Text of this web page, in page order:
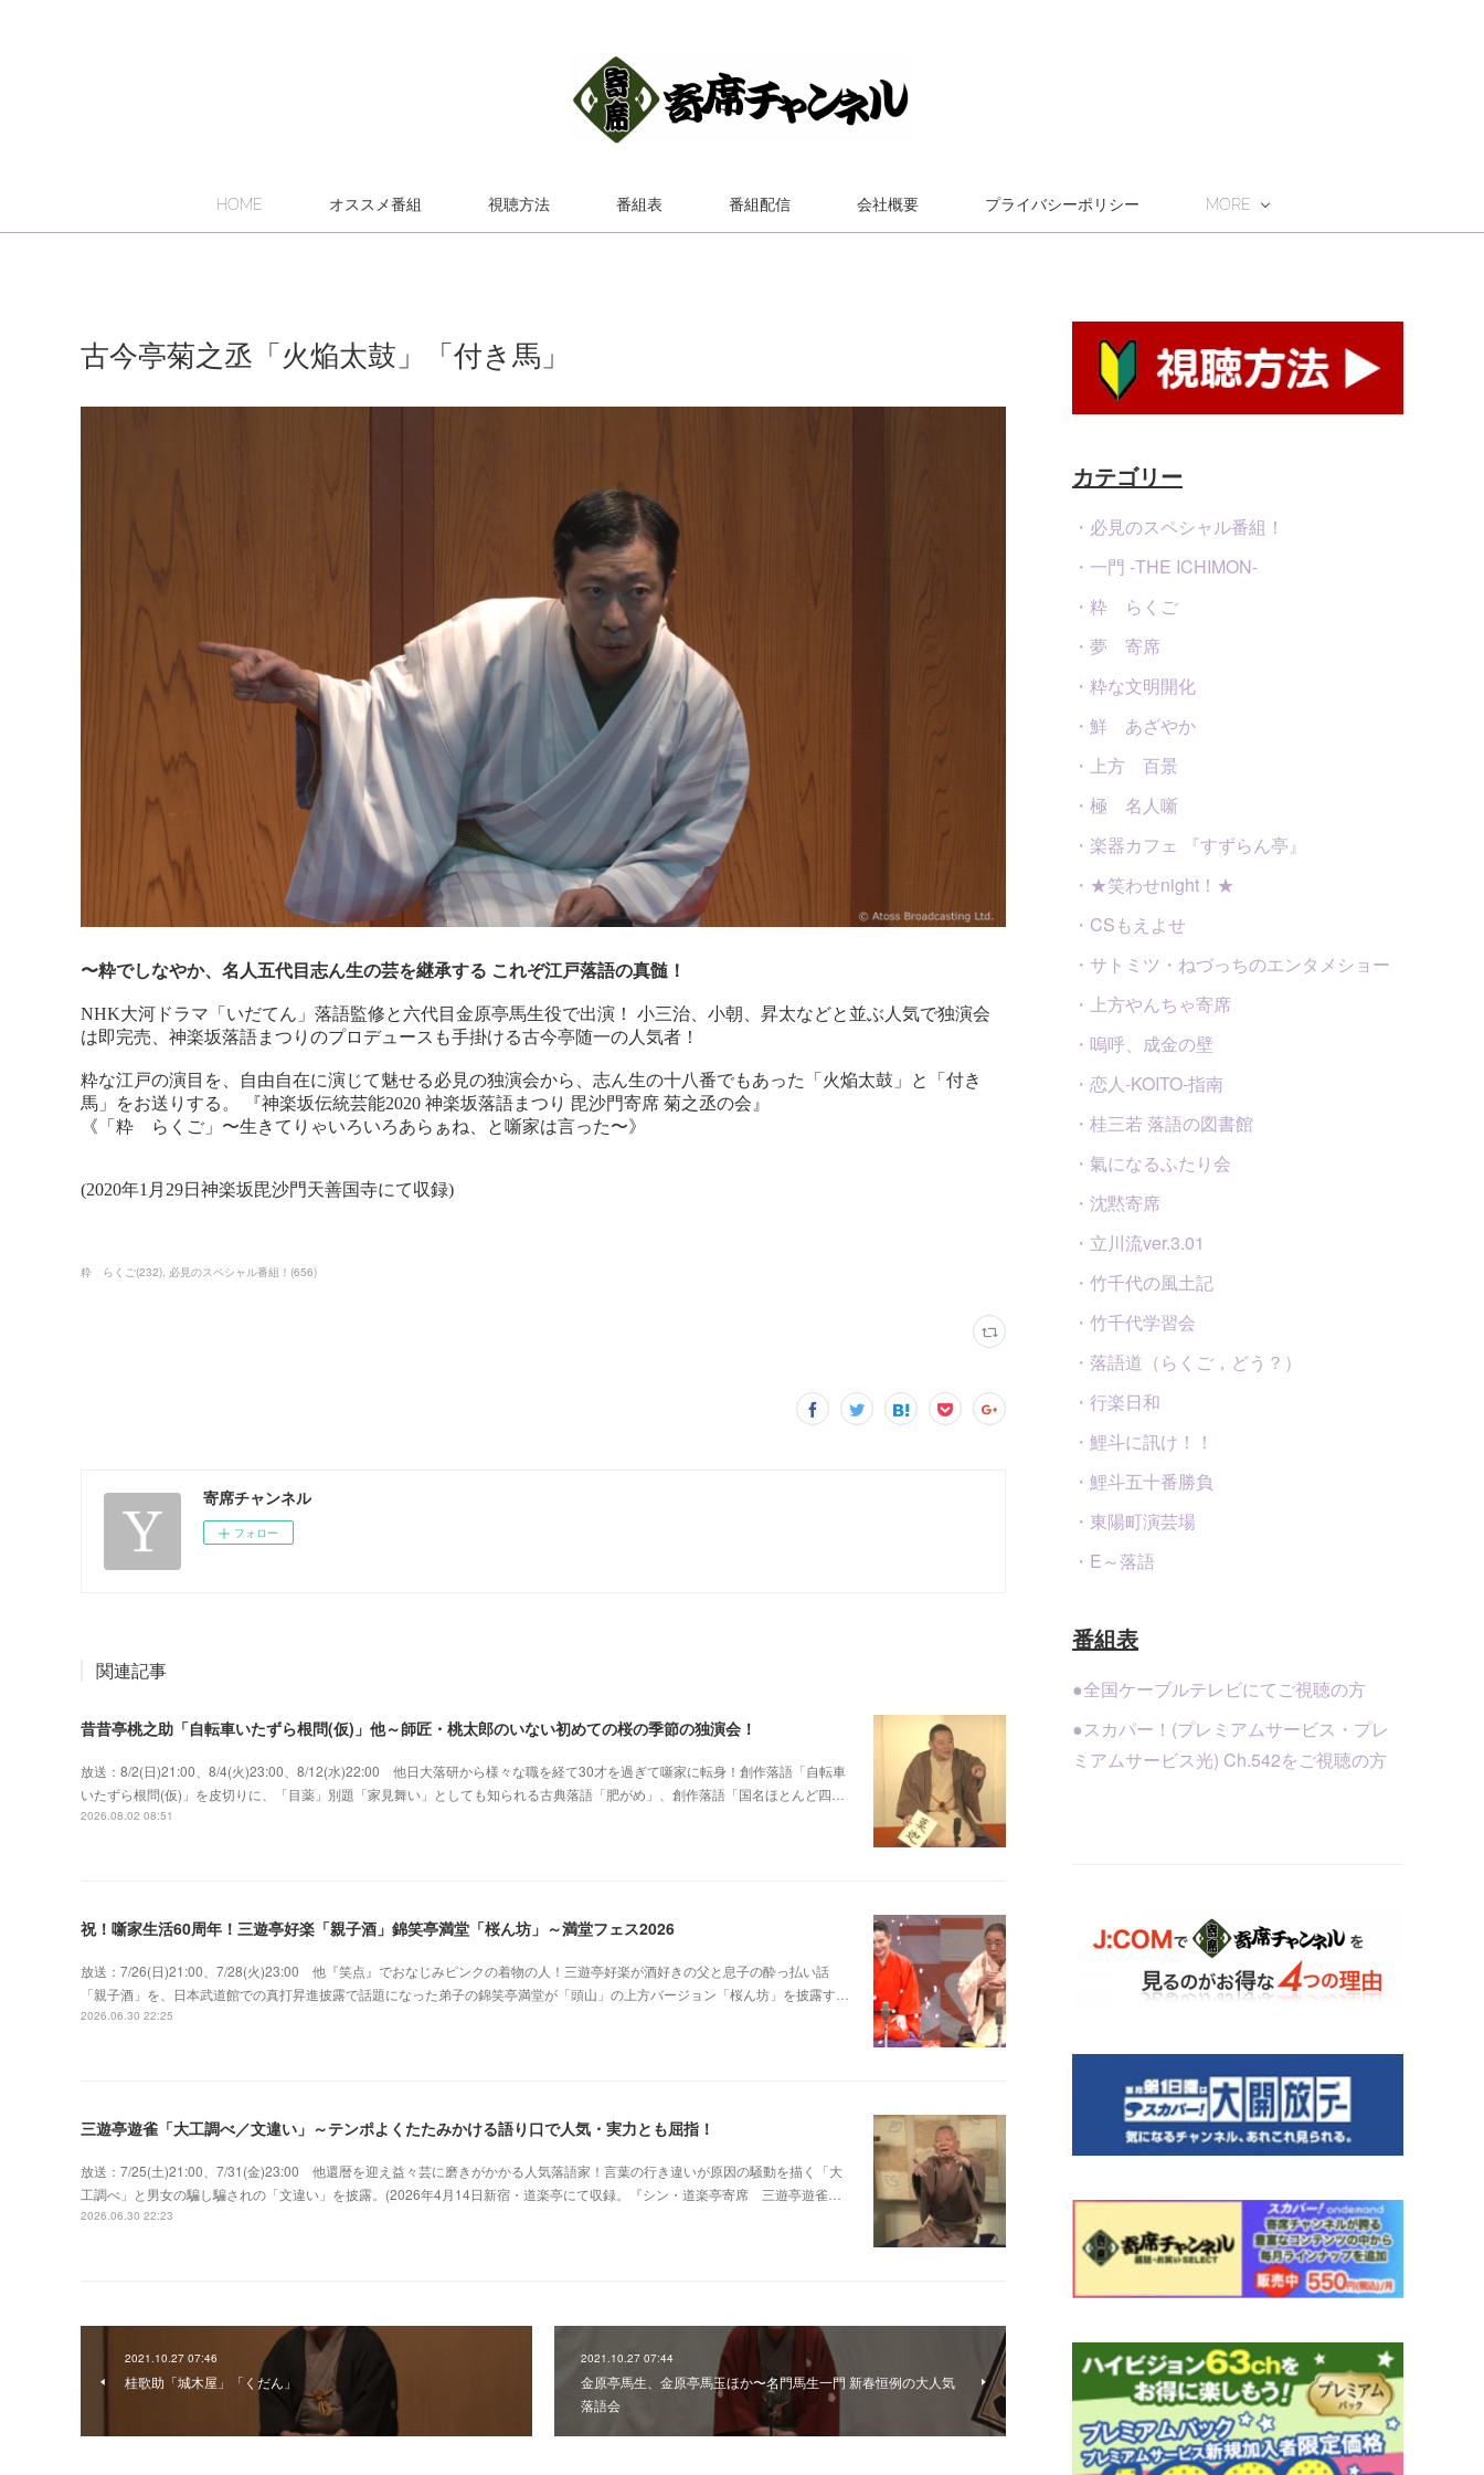
HOME オススメ番組 視聴方法 番組表 番組配信 会社概要 プライバシーポリシー MORE
古今亭菊之丞「火焔太鼓」「付き馬」
粋 らくご(232) 必見のスペシャル番組！ (656)
寄席チャンネル
フォロー
関連記事
昔昔亭桃之助「自転車いたずら根問(仮)」他～師匠・桃太郎のいない初めての桜の季節の独演会！
放送：8/2(日)21:00、8/4(火)23:00、8/12(水)22:00 他日大落研から様々な職を経て30才を過ぎて噺家に転身！創作落語「自転車
いたずら根問(仮)」を皮切りに、「目薬」別題「家見舞い」としても知られる古典落語「肥がめ」、創作落語「国名ほとんど四…
2026.08.02 08:51
祝！噺家生活60周年！三遊亭好楽「親子酒」錦笑亭満堂「桜ん坊」～満堂フェス2026
放送：7/26(日)21:00、7/28(火)23:00 他『笑点』でおなじみピンクの着物の人！三遊亭好楽が酒好きの父と息子の酔っ払い話
「親子酒」を、日本武道館での真打昇進披露で話題になった弟子の錦笑亭満堂が「頭山」の上方バージョン「桜ん坊」を披露す…
2026.06.30 22:25
三遊亭遊雀「大工調べ／文違い」～テンポよくたたみかける語り口で人気・実力とも屈指！
放送：7/25(土)21:00、7/31(金)23:00 他還暦を迎え益々芸に磨きがかかる人気落語家！言葉の行き違いが原因の騒動を描く「大
工調べ」と男女の騙し騙されの「文違い」を披露。(2026年4月14日新宿・道楽亭にて収録。『シン・道楽亭寄席 三遊亭遊雀…
2026.06.30 22:23
2021.10.27 07:46
桂歌助「城木屋」「くだん」
2021.10.27 07:44
金原亭馬生、金原亭馬玉ほか〜名門馬生一門 新春恒例の大人気
落語会
カテゴリー
・必見のスペシャル番組！
・一門 -THE ICHIMON-
・粋 らくご
・夢 寄席
・粋な文明開化
・鮮 あざやか
・上方 百景
・極 名人噺
・楽器カフェ 『すずらん亭』
・★笑わせnight！★
・CSもえよせ
・サトミツ・ねづっちのエンタメショー
・上方やんちゃ寄席
・嗚呼、成金の壁
・恋人-KOITO-指南
・桂三若 落語の図書館
・氣になるふたり会
・沈黙寄席
・立川流ver.3.01
・竹千代の風土記
・竹千代学習会
・落語道（らくご，どう？）
・行楽日和
・鯉斗に訊け！！
・鯉斗五十番勝負
・東陽町演芸場
・E～落語
番組表
●全国ケーブルテレビにてご視聴の方
●スカパー！(プレミアムサービス・プレ
ミアムサービス光) Ch.542をご視聴の方